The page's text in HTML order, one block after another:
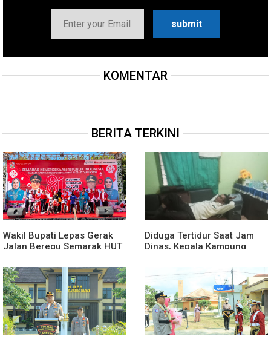
KOMENTAR
BERITA TERKINI
Wakil Bupati Lepas Gerak
Jalan Beregu Semarak HUT
Diduga Tertidur Saat Jam
Dinas, Kepala Kampung